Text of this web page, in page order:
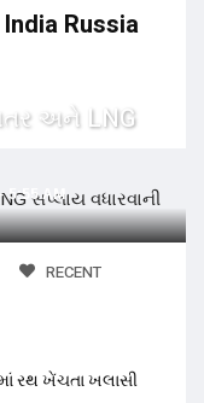
Russia
અને LNG
5:55 AM
RECENT
રથ ખેંચતા ખલાસી